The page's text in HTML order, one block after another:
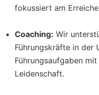
fokussiert am
Coaching: Wir
Führungskräfte in der
Führungsaufgaben
Leidenschaft.